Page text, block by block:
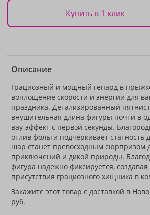
Купить в 1 клик
Описание
Грациозный и мощный гепард в
воплощение скорости и энергии для
праздника. Детализированный
внушительная длина фигуры почти в
вау-эффект с первой секунды.
отлив фольги подчеркивает статность
шар станет превосходным сюрпризом
приключений и дикой природы.
фигура надежно фиксируется,
присутствия грациозного хищника в
Закажите этот товар с доставкой в
руб.